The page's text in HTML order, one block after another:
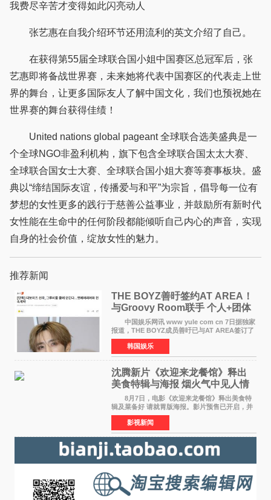
我费尽辛苦才变得如此闪亮动人
张艺惠在自我介绍环节还用流利的英文介绍了自己。
在获得第55届全球联合国小姐中国赛区总冠军后，张
艺惠即将备战世界赛，未来她将代表中国赛区的代表走上世
界的舞台，让更多国际友人了解中国文化，我们也预祝她在
世界赛的舞台获得佳绩！
United nations global pageant 全球联合选美盛典是一
个全球NGO非盈利机构，旗下包含全球联合国太太大赛、
全球联合国女士大赛、全球联合国小姐大赛等赛事板块。盛
典以“缔结国际友谊，传播爱与和平”为宗旨，倡导每一位有
梦想的女性更多的践行于慈善公益事业，并鼓励所有新时代
女性能在生命中的任何阶段都能倾听自己内心的声音，实现
自身的社会价值，绽放女性的魅力。
推荐新闻
THE BOYZ善旴签约AT AREA！
与Groovy Room联手 个人+团体
活动并行
中国娱乐网讯 www yule com cn 7日据独家
报道，THE BOYZ成员善旴已与AT AREA签订了
专属合约。AT AREA是由知名制作人组合
Groovy Room创立的hip-hop厂牌，旗下拥有多
位实力派音乐人，在韩
韩国娱乐
沈腾新片《欢迎来龙餐馆》释出
美食特辑与海报 烟火气中见人情
温暖
8月7日，电影《欢迎来龙餐馆》释出美食特
辑及菜备好 请就胃版海报。影片预售已开启，并
将于8月8日至10日14:00-21:00举行全国超前点
映。电影《欢迎来龙餐馆》作为战争美食喜剧大
片，讲述了中国
影视新闻